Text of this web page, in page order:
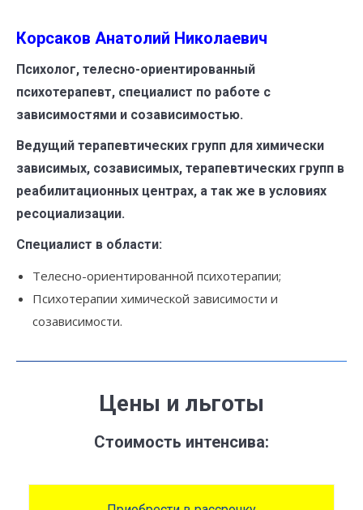
Корсаков Анатолий Николаевич
Психолог, телесно-ориентированный
психотерапевт, специалист по работе с
зависимостями и созависимостью.
Ведущий терапевтических групп для химически
зависимых, созависимых, терапевтических групп в
реабилитационных центрах, а так же в условиях
ресоциализации.
Специалист в области:
Телесно-ориентированной психотерапии;
Психотерапии химической зависимости и
созависимости.
Цены и льготы
Стоимость интенсива: